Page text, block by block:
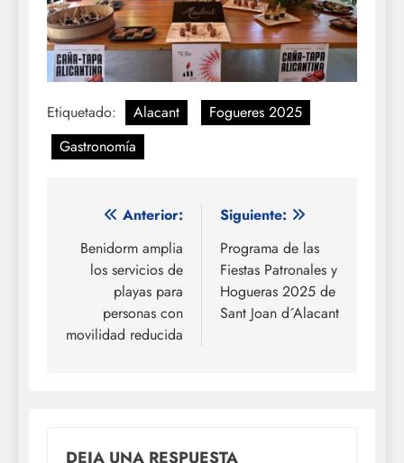
Etiquetado: Alacant
Fogueres 2025
Gastronomía
Navegación
de
entradas
Anterior:
Benidorm amplia
los servicios de
playas para
personas con
movilidad reducida
Siguiente:
Programa de las
Fiestas Patronales y
Hogueras 2025 de
Sant Joan d´Alacant
DEJA UNA RESPUESTA